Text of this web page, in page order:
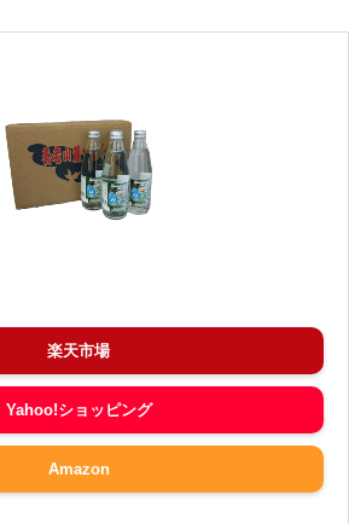
楽天市場
Yahoo!ショッピング
Amazon